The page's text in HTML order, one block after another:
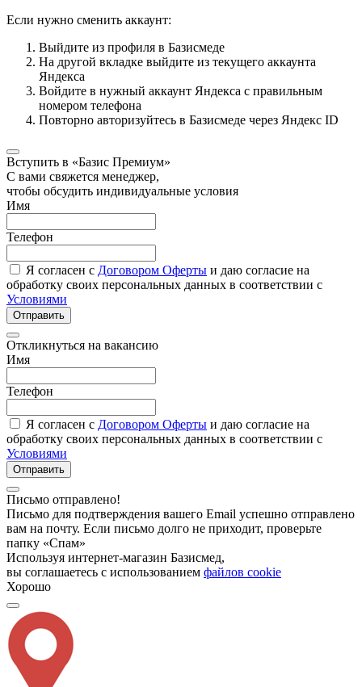
Если нужно сменить аккаунт:
Выйдите из профиля в Базисмеде
На другой вкладке выйдите из текущего аккаунта
Яндекса
Войдите в нужный аккаунт Яндекса с правильным
номером телефона
Повторно авторизуйтесь в Базисмеде через Яндекс ID
Вступить в «Базис Премиум»
С вами свяжется менеджер,
чтобы обсудить индивидуальные условия
Имя
Телефон
Я согласен с Договором Оферты и даю согласие на
обработку своих персональных данных в соответствии с
Условиями
Отправить
Откликнуться на вакансию
Имя
Телефон
Я согласен с Договором Оферты и даю согласие на
обработку своих персональных данных в соответствии с
Условиями
Отправить
Письмо отправлено!
Письмо для подтверждения вашего Email успешно отправлено
вам на почту. Если письмо долго не приходит, проверьте
папку «Спам»
Используя интернет-магазин Базисмед,
вы соглашаетесь с использованием файлов cookie
Хорошо